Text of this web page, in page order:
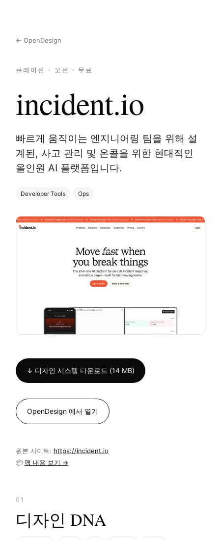
← OpenDesign
큐레이션 · 오픈 · 무료
incident.io
빠르게 움직이는 엔지니어링 팀을 위해 설
계된, 사고 관리 및 온콜을 위한 현대적인
올인원 AI 플랫폼입니다.
Developer Tools Ops
↓ 디자인 시스템 다운로드 (14 MB)
OpenDesign 에서 열기
원본 사이트: https://incident.io
📦 팩 내용 보기 →
01
디자인 DNA